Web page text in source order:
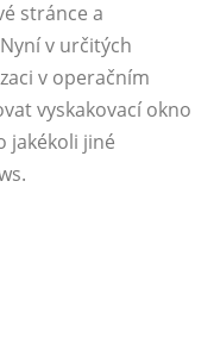
stránce a
v určitých
v operačním
vyskakovací okno
jakékoli jiné